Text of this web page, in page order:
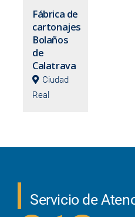
Fábrica de
cartonajes
Bolaños
de
Calatrava
Ciudad
Real
Servicio de